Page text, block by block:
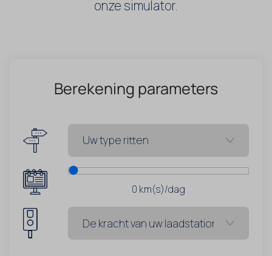
onze simulator.
Berekening parameters
0 km(s)/dag